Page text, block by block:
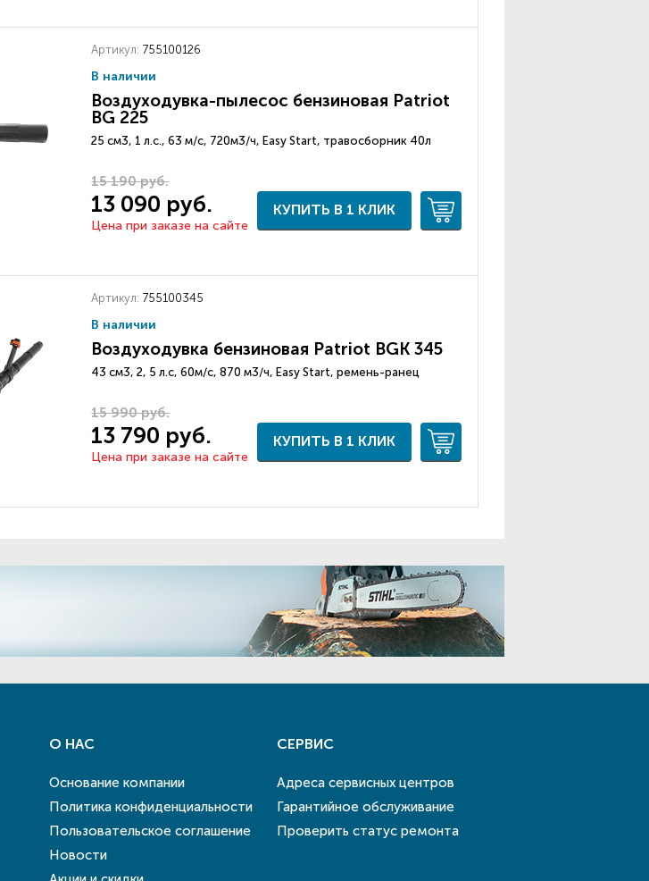
Артикул: 755100126
В наличии
Воздуходувка-пылесоc бензиновая Patriot
BG 225
25 см3, 1 л.с., 63 м/с, 720м3/ч, Easy Start, травосборник 40л
15 190 руб.
13 090 руб.
Цена при заказе на сайте
КУПИТЬ В 1 КЛИК
Артикул: 755100345
В наличии
Воздуходувка бензиновая Patriot BGK 345
43 см3, 2, 5 л.с, 60м/с, 870 м3/ч, Easy Start, ремень-ранец
15 990 руб.
13 790 руб.
Цена при заказе на сайте
КУПИТЬ В 1 КЛИК
О НАС
Основание компании
Политика конфиденциальности
Пользовательское соглашение
Новости
СЕРВИС
Адреса сервисных центров
Гарантийное обслуживание
Проверить статус ремонта